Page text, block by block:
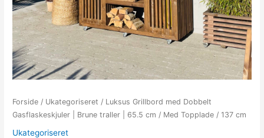
Forside / Ukategoriseret / Luksus Grillbord med Dobbelt
Gasflaskeskjuler | Brune traller | 65.5 cm / Med Topplade / 137 cm
Ukategoriseret